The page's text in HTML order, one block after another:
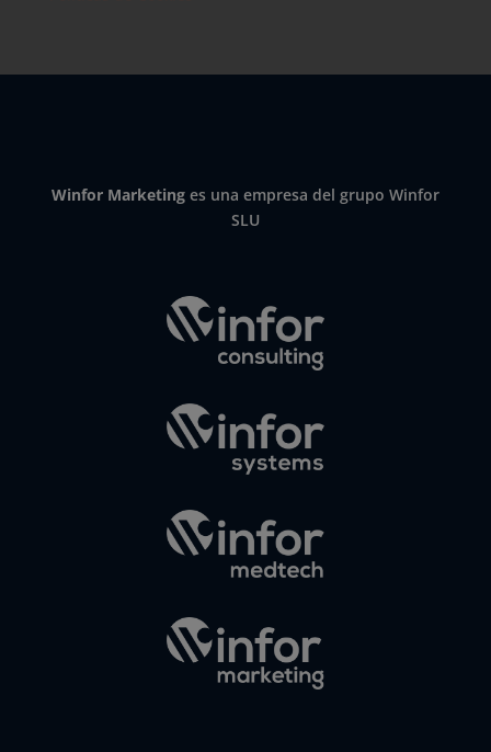
Winfor Marketinges una empresa del grupo Winfor
SLU